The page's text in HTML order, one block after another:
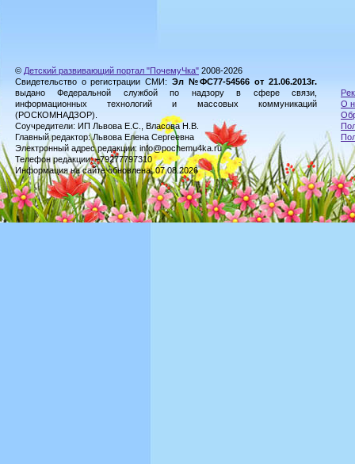
© Детский развивающий портал "ПочемуЧка" 2008-2026
Свидетельство о регистрации СМИ: Эл №ФС77-54566 от 21.06.2013г.
выдано Федеральной службой по надзору в сфере связи,
информационных технологий и массовых коммуникаций
(РОСКОМНАДЗОР).
Соучредители: ИП Львова Е.С., Власова Н.В.
Главный редактор: Львова Елена Сергеевна
Электронный адрес редакции: info@pochemu4ka.ru
Телефон редакции: +79277797310
Информация на сайте обновлена: 07.08.2026
О